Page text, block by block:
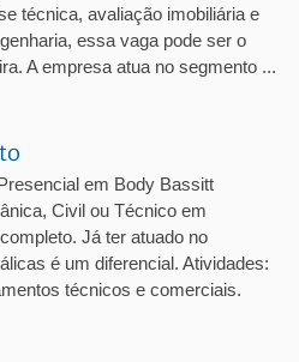
técnica, avaliação imobiliária e
essa vaga pode ser o
A empresa atua no segmento ...
em Body Bassitt
Civil ou Técnico em
Já ter atuado no
é um diferencial. Atividades:
técnicos e comerciais.